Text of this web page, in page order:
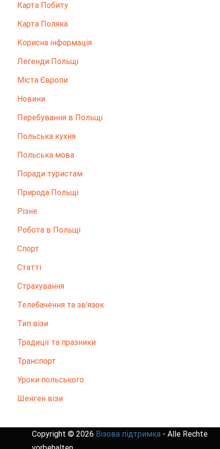
Карта Побиту
Карта Поляка
Корисна інформація
Легенди Польщі
Міста Європи
Новини
Перебування в Польщі
Польська кухня
Польська мова
Поради туристам
Природа Польщі
Різне
Робота в Польщі
Спорт
Статті
Страхування
Телебачення та зв'язок
Тип візи
Традиції та празники
Транспорт
Уроки польського
Шенген візи
Copyright © 2026 Візова підтримка - Alle Rechte